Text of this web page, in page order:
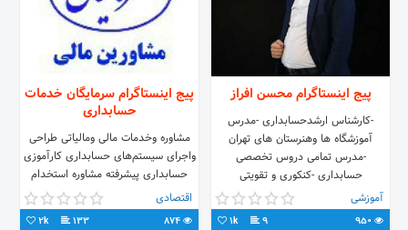
پیج اینستاگرام محسن افراز
-کارشناس ارشدحسابداری -مدرس
آموزشگاه ها وهنرستان های تهران
-مدرس تمامی دروس تخصصی
حسابداری -کنکوری و تقویتی
۰۹۱۹۳۰۰۷۲۸۴
آموزشی
9
1k
پیج اینستاگرام سرمایگان خدمات
حسابداری
مشاوره وخدمات مالی ومالیاتی طراحی
واجرای سیستم‌های حسابداری کارآموزی
حسابداری پیشرفته مشاوره استخدام
حسابداران باتجربه تولید بسته های
کاربردی حسابداری
اقتصادی
133
2k